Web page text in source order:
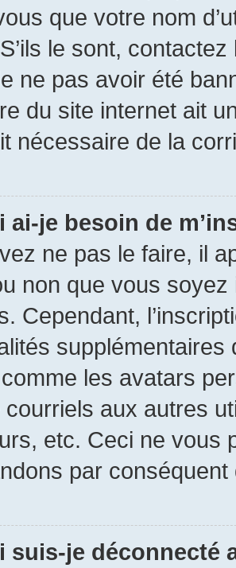
que votre nom
le sont,
ne pas avoir été
du site internet ait
nécessaire de la
ai-je besoin de
ne pas le faire, il
non que vous
Cependant,
les avatars
courriels aux autres
etc. Ceci ne vous
par conséquent
suis-je déconnecté